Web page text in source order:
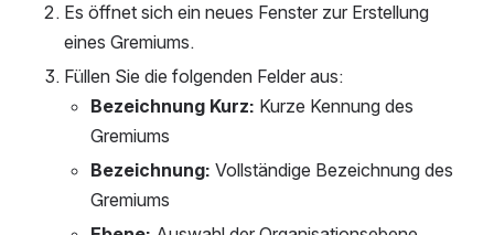
Es öffnet sich ein neues Fenster zur Erstellung
eines Gremiums.
Füllen Sie die folgenden Felder aus:
Bezeichnung Kurz: Kurze Kennung des
Gremiums
Bezeichnung: Vollständige Bezeichnung des
Gremiums